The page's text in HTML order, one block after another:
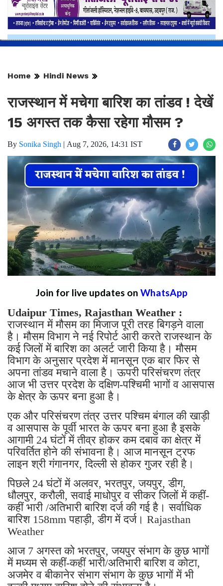
Home Hindi News
राजस्थान में मचेगा बारिश का तांडव ! देखें
15 अगस्त तक कैसा रहेगा मौसम ?
By Sonika Singh | Aug 7, 2026, 14:31 IST
Join for live updates on WhatsApp
Udaipur Times, Rajasthan Weather :
राजस्थान में मौसम का मिजाज पूरी तरह बिगड़ने वाला
है। मौसम विभाग ने नई रिपोर्ट आरी करते राजस्थान के
कई जिलों में बारिश का अलर्ट जारी किया है। मौसम
विभाग के अनुसार प्रदेश में मानसून एक बार फिर से
अपना तांडव मचाने वाला है। ऊपरी परिसंचरण तंत्र
आज भी उत्तर प्रदेश के दक्षिण-पश्चिमी भागों व आसपास
के क्षेत्र के ऊपर बना हुआ है।
एक और परिसंचरण तंत्र उत्तर पश्चिम बंगाल की खाड़ी
व आसपास के पूर्वी भारत के ऊपर बना हुआ है इसके
आगामी 24 घंटों में तीव्र होकर कम दबाव का क्षेत्र में
परिवर्तित होने की संभावना है। आज मानसून ट्रफ
लाइन श्री गंगानगर, दिल्ली से होकर गुजर रही है।
पिछले 24 घंटों में अलवर, भरतपुर, जयपुर, डीग,
धौलपुर, करौली, सवाई माधोपुर व सीकर जिलों में कहीं-
कहीं भारी /अतिभारी बारिश दर्ज की गई है। सर्वाधिक
बारिश 158mm पहाड़ी, डीग में दर्ज। Rajasthan
Weather
आज 7 अगस्त को भरतपुर, जयपुर संभाग के कुछ भागों
में मध्यम से कहीं-कहीं भारी/अतिभारी बारिश व कोटा,
अजमेर व बीकानेर संभाग संभाग के कुछ भागों में भी